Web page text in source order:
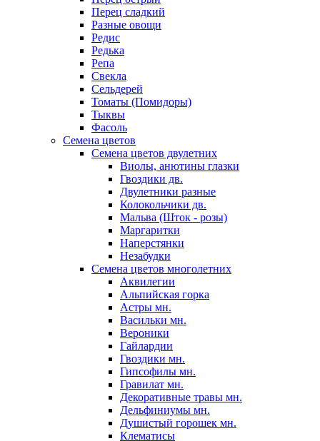
Перец сладкий
Разные овощи
Редис
Редька
Репа
Свекла
Сельдерей
Томаты (Помидоры)
Тыквы
Фасоль
Семена цветов
Семена цветов двулетних
Виолы, анютины глазки
Гвоздики дв.
Двулетники разные
Колокольчики дв.
Мальва (Шток - розы)
Маргаритки
Наперстянки
Незабудки
Семена цветов многолетних
Аквилегии
Альпийская горка
Астры мн.
Васильки мн.
Вероники
Гайлардии
Гвоздики мн.
Гипсофилы мн.
Гравилат мн.
Декоративные травы мн.
Дельфиниумы мн.
Душистый горошек мн.
Клематисы